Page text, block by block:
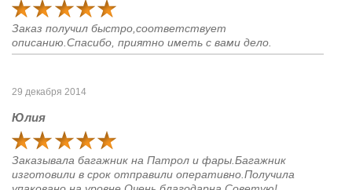
Заказ получил быстро,соответствует
описанию.Спасибо, приятно иметь с вами дело.
29 декабря 2014
Юлия
Заказывала багажник на Патрол и фары.Багажник
изготовили в срок отправили оперативно.Получила